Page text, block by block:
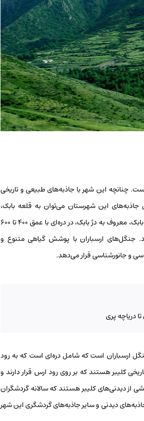
چنانچه این شهر با جاذبه‌های طبیعی و تاریخی
این شهرستان می‌توان به قلعه بابک،
جنگل‌های ارسباران، پارک جنگلی مکیدی و پل‌های خداآفرین اشاره کرد. قلعه بابک، معروف به دژ بابک، در دره‌ای با عمق ۴۰۰ تا ۶۰۰
جنگل‌های ارسباران با پوشش گیاهی متنوع و
و جانورشناسی قرار می‌دهد.
ارسباران است که شامل دره‌ای است که به رود
کلیبر هستند که بر روی رود ارس قرار دارند و
از دیدنی‌های کلیبر هستند که سالانه گردشگران
دیدنی و سایر جاذبه‌های گردشگری این شهر